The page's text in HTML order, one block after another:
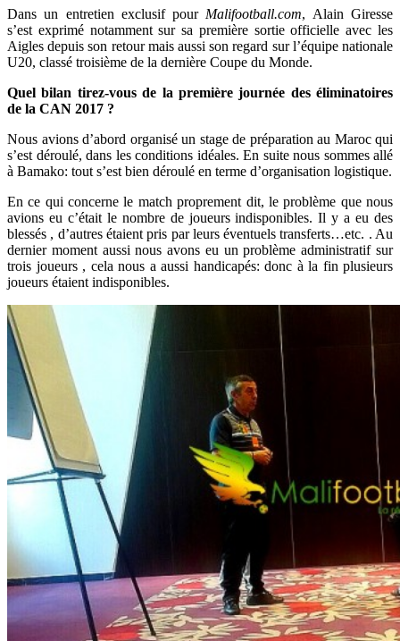
Dans un entretien exclusif pour Malifootball.com, Alain Giresse
s’est exprimé notamment sur sa première sortie officielle avec les
Aigles depuis son retour mais aussi son regard sur l’équipe nationale
U20, classé troisième de la dernière Coupe du Monde.
Quel bilan tirez-vous de la première journée des éliminatoires
de la CAN 2017 ?
Nous avions d’abord organisé un stage de préparation au Maroc qui
s’est déroulé, dans les conditions idéales. En suite nous sommes allé
à Bamako: tout s’est bien déroulé en terme d’organisation logistique.
En ce qui concerne le match proprement dit, le problème que nous
avions eu c’était le nombre de joueurs indisponibles. Il y a eu des
blessés , d’autres étaient pris par leurs éventuels transferts…etc. . Au
dernier moment aussi nous avons eu un problème administratif sur
trois joueurs , cela nous a aussi handicapés: donc à la fin plusieurs
joueurs étaient indisponibles.